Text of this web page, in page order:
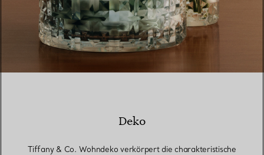
Deko
Tiffany & Co. Wohndeko verkörpert die charakteristische